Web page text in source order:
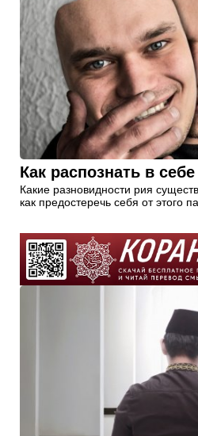
Как распознать в
Какие разновидности рия
как предостеречь себя от этого